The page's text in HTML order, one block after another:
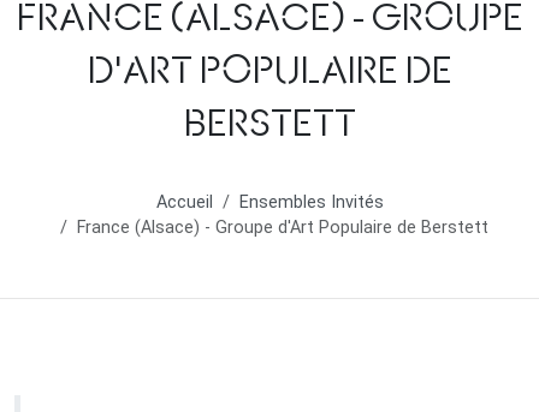
FRANCE (ALSACE) - GROUPE
D'ART POPULAIRE DE
BERSTETT
Accueil
Ensembles Invités
France (Alsace) - Groupe d'Art Populaire de Berstett